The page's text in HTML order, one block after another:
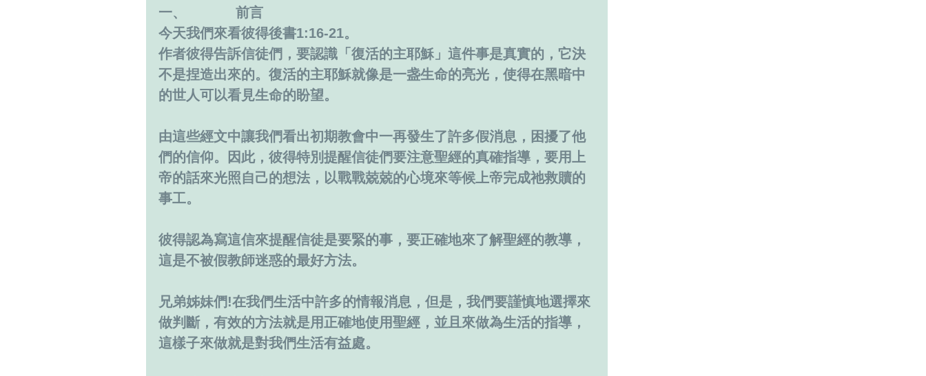
一、            前言
今天我們來看彼得後書1:16-21。
作者彼得告訴信徒們，要認識「復活的主耶穌」這件事是真實的，它決
不是捏造出來的。復活的主耶穌就像是一盏生命的亮光，使得在黑暗中
的世人可以看見生命的盼望。
由這些經文中讓我們看出初期教會中一再發生了許多假消息，困擾了他
們的信仰。因此，彼得特別提醒信徒們要注意聖經的真確指導，要用上
帝的話來光照自己的想法，以戰戰兢兢的心境來等候上帝完成祂救贖的
事工。
彼得認為寫這信來提醒信徒是要緊的事，要正確地來了解聖經的教導，
這是不被假教師迷惑的最好方法。
兄弟姊妹們!在我們生活中許多的情報消息，但是，我們要謹慎地選擇來
做判斷，有效的方法就是用正確地使用聖經，並且來做為生活的指導，
這樣子來做就是對我們生活有益處。